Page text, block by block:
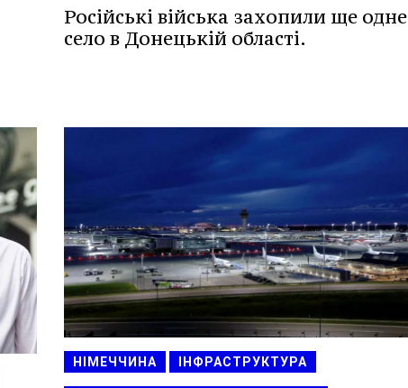
Російські війська захопили ще одне
село в Донецькій області.
НІМЕЧЧИНА ІНФРАСТРУКТУРА